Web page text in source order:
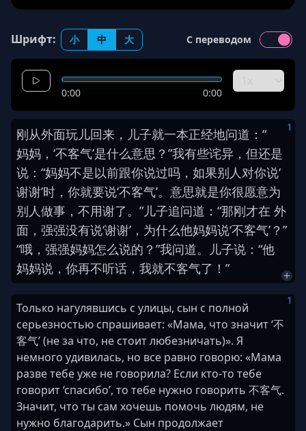
Шрифт: 小 中 大 С переводом
0:00 0:00
1
刚从外面玩儿回来 ， 儿子就一本正经地问道 ： “
妈妈 ， ‘不客气’是什么意思 ？ ”我有些诧异 ， 但还是
说 ： “妈妈不是以前跟你说过吗 ， 如果别人对你说‘
谢谢’时 ， 你就要说‘不客气’。 意思就是你很愿意为
别人做事 ， 不用谢了。 ”儿子追问道 ： “那刚才在 外
面 ， 强强没有说‘谢谢’ ， 为什么他妈妈说‘不客气’ ？ ”
“哦 ， 强强妈妈怎么说的 ？ ”我问道。 儿子说 ： “他
妈妈说 ， 你再不听话 ， 我就不客气了 ！ ”
1
Только нагулявшись с улицы, сын с полной
серьезностью спрашивает: «Мама, что значит ‘不
客气’ (не за что, не стоит любезничать)». Я
немного удивилась, но все равно говорю: «Мама
разве тебе уже не говорила? Если кто-то тебе
говорит ‘спасибо’, то тебе нужно говорить 不客气.
Значит, что ты сам хочешь помочь людям, не
нужно благодарить.» Сын продолжает